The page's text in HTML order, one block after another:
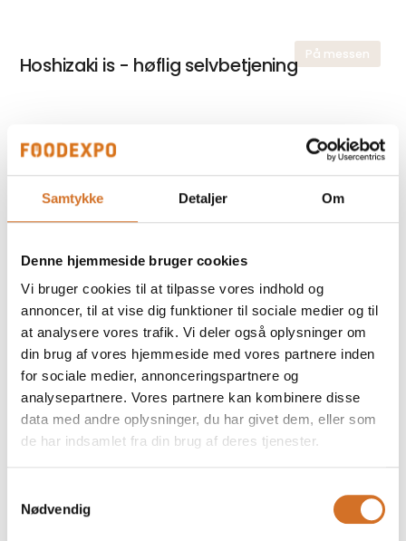
Samtykke Detaljer Om
Denne hjemmeside bruger cookies
Vi bruger cookies til at tilpasse vores indhold og
annoncer, til at vise dig funktioner til sociale medier og til
at analysere vores trafik. Vi deler også oplysninger om
din brug af vores hjemmeside med vores partnere inden
for sociale medier, annonceringspartnere og
analysepartnere. Vores partnere kan kombinere disse
data med andre oplysninger, du har givet dem, eller som
de har indsamlet fra din brug af deres tjenester.
Nødvendig
På messen
Hoshizaki is - høflig selvbetjening
BAKER ny serie fra Hoshizaki * 6 ÅRS
PREMIER køle- og fryseborde * 6 ÅRS
GARANTI * OGSÅ SOM FJERNKØL
Få et stille køkken med
køle-/fryseløsninger til eksterne
kølesystemer fra Hoshizaki